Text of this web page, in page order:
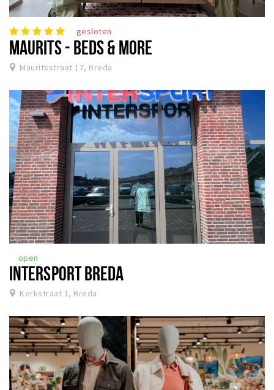
gesloten
MAURITS - BEDS & MORE
Mauritsstraat 17, Breda
open
INTERSPORT BREDA
Kerkstraat 1, Breda